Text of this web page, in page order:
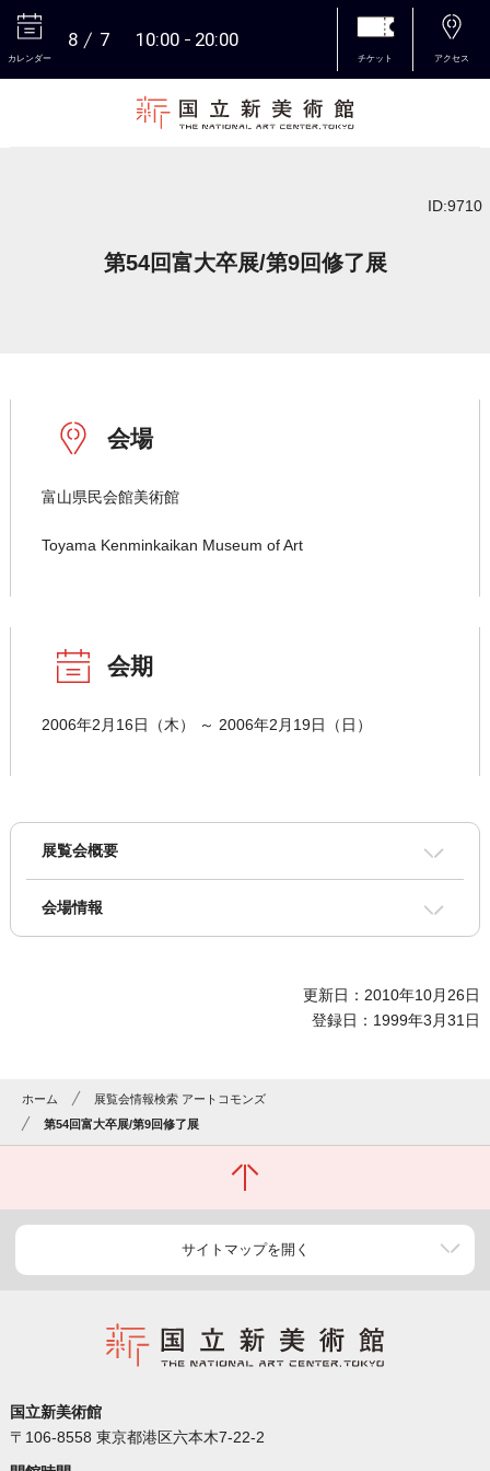
カレンダー
8 7 10:00 20:00
チケット アクセス
ID:9710
第54回富大卒展/第9回修了展
会場
富山県民会館美術館
Toyama Kenminkaikan Museum of Art
会期
2006年2月16日（木） ～ 2006年2月19日（日）
展覧会概要
会場情報
更新日：2010年10月26日
登録日：1999年3月31日
ホーム
展覧会情報検索 アートコモンズ
第54回富大卒展/第9回修了展
サイトマップを開く
国立新美術館
〒106-8558 東京都港区六本木7-22-2